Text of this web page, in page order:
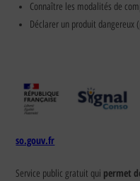
Connaître les modalités de
Déclarer un produit dangereux
so.gouv.fr
Service public gratuit qui permet